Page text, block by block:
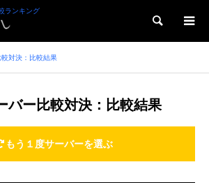
ランキング
検索
対決：比較結果
バー比較対決：比較結果
もう１度サーバーを選ぶ